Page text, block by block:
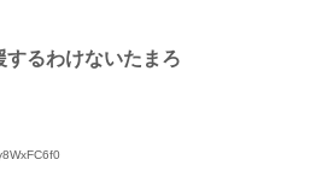
るわけないたまろ